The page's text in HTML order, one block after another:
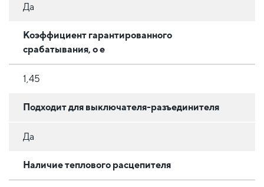
Да
Коэффициент гарантированного
срабатывания, o e
1,45
Подходит для выключателя-разъединителя
Да
Наличие теплового расцепителя